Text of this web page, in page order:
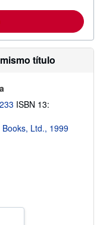
m
i
s
r
l
s
título
ISBN 13:
Books, Ltd., 1999